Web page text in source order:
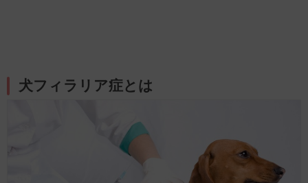
犬フィラリア症とは